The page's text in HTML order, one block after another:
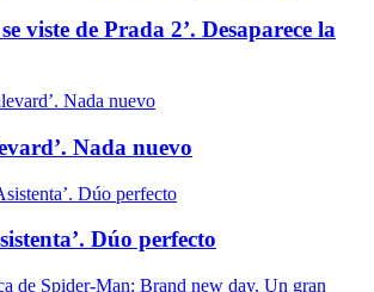
viste de Prada 2’. Desaparece la
Nada nuevo
Dúo perfecto